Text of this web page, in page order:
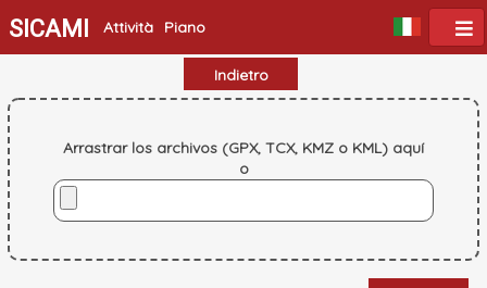
SICAMI Attività Piano
Indietro
Arrastrar los archivos (GPX, TCX, KMZ o KML) aquí
o